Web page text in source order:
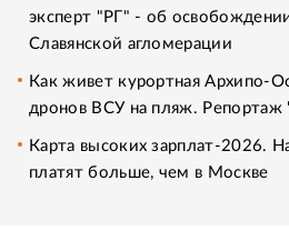
эксперт "РГ" - об
Славянской агломерации
Как живет курортная Архипо-
дронов ВСУ на пляж. Репортаж
Карта высоких зарплат-2026.
платят больше, чем в Москве